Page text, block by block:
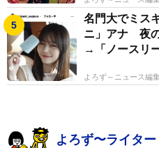
名門大でミス
ニ」アナ 夜
→「ノースリ
よろず～ニュース編
よろず〜ライター